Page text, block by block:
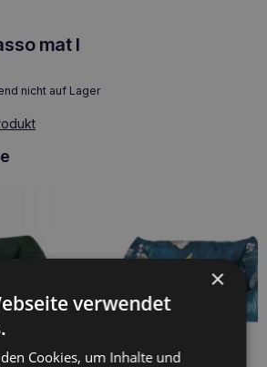
mat l
nicht auf Lager
×
verwendet
Cookies, um Inhalte und